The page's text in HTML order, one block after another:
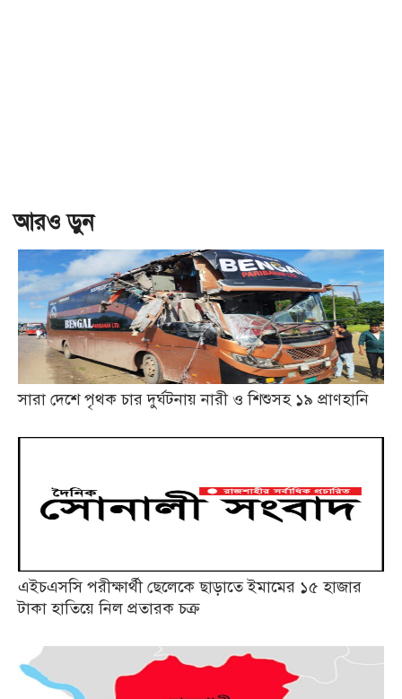
আরও ড়ুন
সারা দেশে পৃথক চার দুর্ঘটনায় নারী ও শিশুসহ ১৯ প্রাণহানি
এইচএসসি পরীক্ষার্থী ছেলেকে ছাড়াতে ইমামের ১৫ হাজার
টাকা হাতিয়ে নিল প্রতারক চক্র